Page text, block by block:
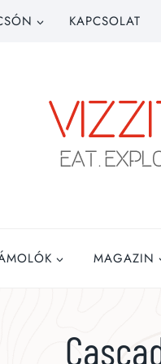
KAPCSOLAT
MAGAZIN